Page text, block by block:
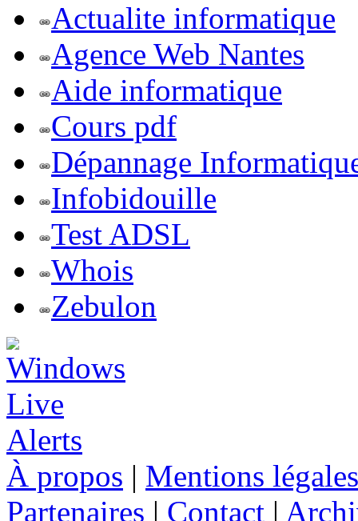
Actualite informatique
Agence Web Nantes
Aide informatique
Cours pdf
Dépannage
Infobidouille
Test ADSL
Whois
Zebulon
À propos | Mentions légales
Partenaires | Contact |